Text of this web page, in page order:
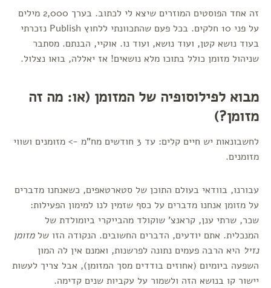
זה אחד הפוסטים המוזרים שיצא לי לכתוב. בערך 2,000 מילים
על פני 10 חלקים. בכל פעם שהתכוונתי ללחוץ Publish נזכרתי
בעוד נושא קטן, ועוד נושא, ועוד נו. אוקיי, הבנתם. מסתבר
שניהול מזומן כולל בתוכו מלא נושאים! אז יאללה, בואו נצלול.
מבוא לפילוסופיה של המזומן (או: מה זה
מזומן?)
לחשבונאות יש חיים קלים: עד 3 חודשים מח"מ -> מזומנים ושווי
מזומנים.
עבורנו, בוודאי בעולם התוכן של סטארטאפים, כשאנחנו מדברים
על מזומן אנחנו מדברים על כסף שזמין לנו למימון הפעילות:
שכר, שרתי ענן, קראנצ' שוקולד מהבייקרי ביומולדת של
המנכלית. אתם יודעים, הדברים החשובים. הנקודה הזו שלמזומן
נזיל היא הרבה פעמים נתונה לפרשנות, ואמנם אין לה המון
השפעה ביומיום (אחוזים בודדים מסך המזומן), אבל צריך לעשות
יישור קו בנושא הזה ולשמור על עקביות שנים קדימה.